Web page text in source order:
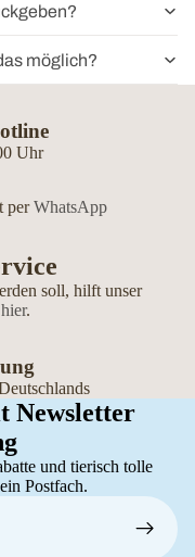
möglich?
Uhr
perWhatsApp
soll, hilft unser
hier.
Newsletter
und tierisch tolle
Postfach.